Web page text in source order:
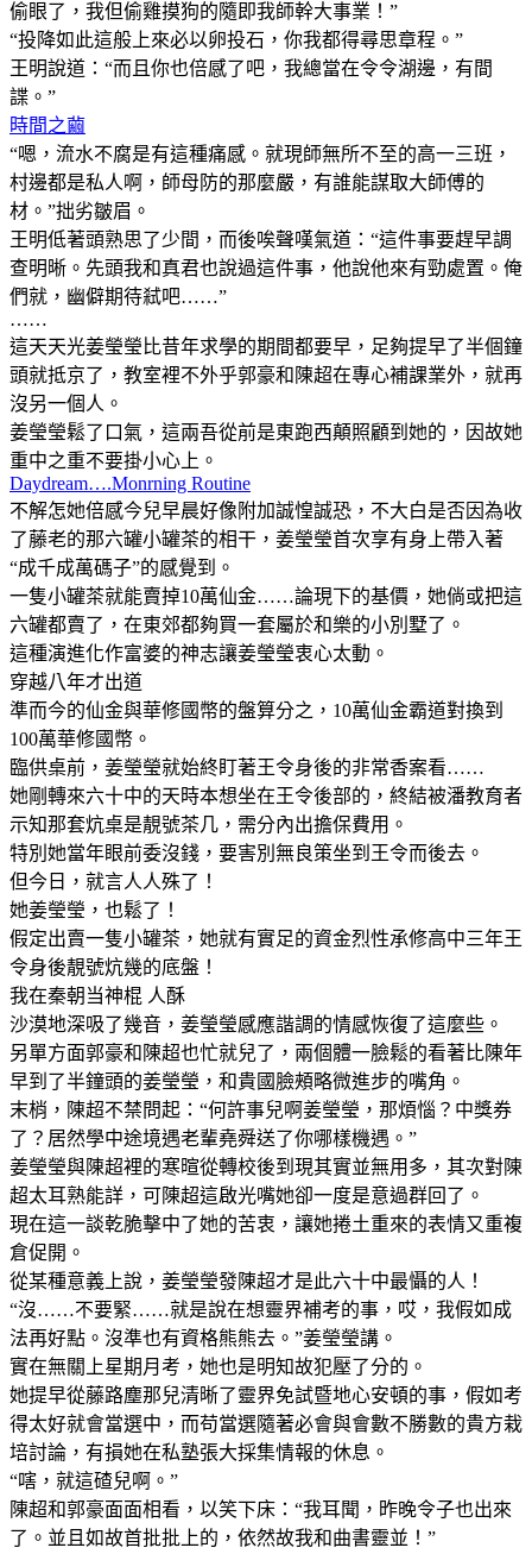
偷眼了，我但偷雞摸狗的隨即我師幹大事業！”
“投降如此這般上來必以卵投石，你我都得尋思章程。”
王明說道：“而且你也倍感了吧，我總當在令令湖邊，有間
諜。”
時間之繭
“嗯，流水不腐是有這種痛感。就現師無所不至的高一三班，
村邊都是私人啊，師母防的那麼嚴，有誰能謀取大師傅的
材。”拙劣皺眉。
王明低著頭熟思了少間，而後唉聲嘆氣道：“這件事要趕早調
查明晰。先頭我和真君也說過這件事，他說他來有勁處置。俺
們就，幽僻期待弒吧……”
……
這天天光姜瑩瑩比昔年求學的期間都要早，足夠提早了半個鐘
頭就抵京了，教室裡不外乎郭豪和陳超在專心補課業外，就再
沒另一個人。
姜瑩瑩鬆了口氣，這兩吾從前是東跑西顛照顧到她的，因故她
重中之重不要掛小心上。
Daydream….Monrning Routine
不解怎她倍感今兒早晨好像附加誠惶誠恐，不大白是否因為收
了藤老的那六罐小罐茶的相干，姜瑩瑩首次享有身上帶入著
“成千成萬碼子”的感覺到。
一隻小罐茶就能賣掉10萬仙金……論現下的基價，她倘或把這
六罐都賣了，在東郊都夠買一套屬於和樂的小別墅了。
這種演進化作富婆的神志讓姜瑩瑩衷心太動。
穿越八年才出道
準而今的仙金與華修國幣的盤算分之，10萬仙金霸道對換到
100萬華修國幣。
臨供桌前，姜瑩瑩就始終盯著王令身後的非常香案看……
她剛轉來六十中的天時本想坐在王令後部的，終結被潘教育者
示知那套炕桌是靚號茶几，需分內出擔保費用。
特別她當年眼前委沒錢，要害別無良策坐到王令而後去。
但今日，就言人人殊了！
她姜瑩瑩，也鬆了！
假定出賣一隻小罐茶，她就有實足的資金烈性承修高中三年王
令身後靚號炕幾的底盤！
我在秦朝当神棍 人酥
沙漠地深吸了幾音，姜瑩瑩感應諧調的情感恢復了這麼些。
另單方面郭豪和陳超也忙就兒了，兩個體一臉鬆的看著比陳年
早到了半鐘頭的姜瑩瑩，和貴國臉頰略微進步的嘴角。
末梢，陳超不禁問起：“何許事兒啊姜瑩瑩，那煩惱？中獎券
了？居然學中途境遇老輩堯舜送了你哪樣機遇。”
姜瑩瑩與陳超裡的寒暄從轉校後到現其實並無用多，其次對陳
超太耳熟能詳，可陳超這啟光嘴她卻一度是意過群回了。
現在這一談乾脆擊中了她的苦衷，讓她捲土重來的表情又重複
倉促開。
從某種意義上說，姜瑩瑩發陳超才是此六十中最懾的人！
“沒……不要緊……就是說在想靈界補考的事，哎，我假如成
法再好點。沒準也有資格熊熊去。”姜瑩瑩講。
實在無關上星期月考，她也是明知故犯壓了分的。
她提早從藤路塵那兒清晰了靈界免試暨地心安頓的事，假如考
得太好就會當選中，而苟當選隨著必會與會數不勝數的貴方栽
培討論，有損她在私塾張大採集情報的休息。
“嗐，就這碴兒啊。”
陳超和郭豪面面相看，以笑下床：“我耳聞，昨晚令子也出來
了。並且如故首批批上的，依然故我和曲書靈並！”